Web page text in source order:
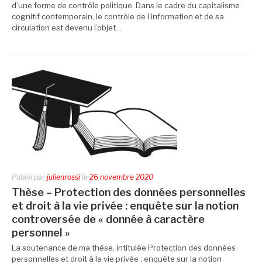
d’une forme de contrôle politique. Dans le cadre du capitalisme
cognitif contemporain, le contrôle de l’information et de sa
circulation est devenu l’objet…
Publié par julienrossi le 26 novembre 2020
Thèse – Protection des données personnelles
et droit à la vie privée : enquête sur la notion
controversée de « donnée à caractère
personnel »
La soutenance de ma thèse, intitulée Protection des données
personnelles et droit à la vie privée : enquête sur la notion